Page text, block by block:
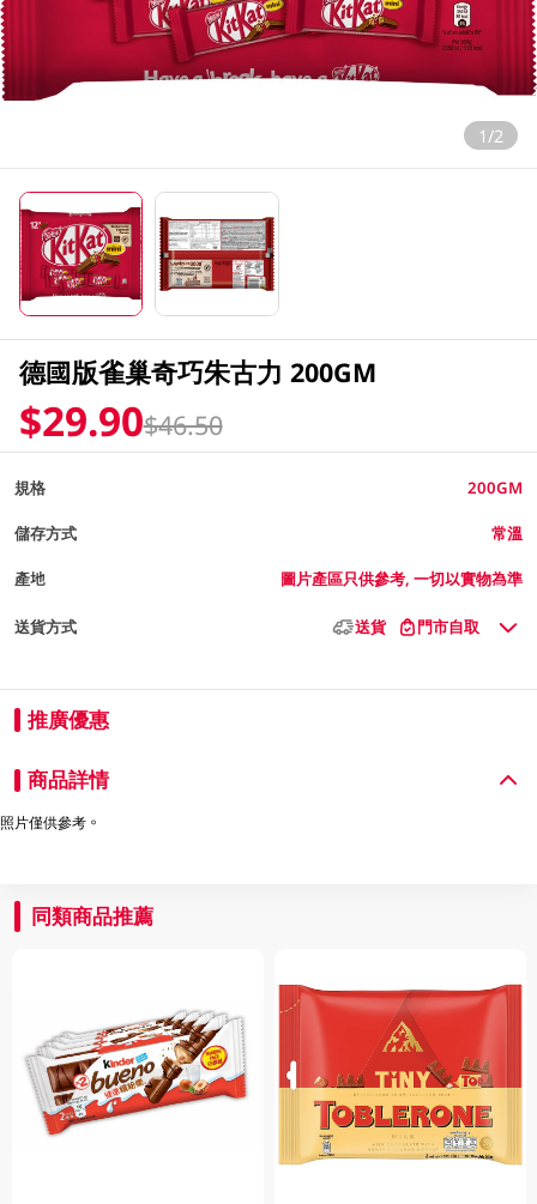
1/2
德國版雀巢奇巧朱古力 200GM
$29.90$46.50
規格 200GM
儲存方式 常溫
產地 圖片產區只供參考, 一切以實物為準
送貨方式 送貨 門市自取
推廣優惠
商品詳情
照片僅供參考。
同類商品推薦